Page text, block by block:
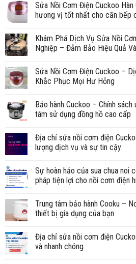
Sửa Nồi Cơm Điện Cuckoo
hương vị tốt nhất cho căn bếp
Khám Phá Dịch Vụ Sửa Nồi
Nghiệp – Đảm Bảo Hiệu Quả
Sửa Nồi Cơm Điện Cuckoo –
Khắc Phục Mọi Hư Hỏng
Bảo hành Cuckoo – Chính
tâm sử dụng đồng hồ cao cấp
Địa chỉ sửa nồi cơm điện
lượng dịch vụ và sự tin cậy
Sự hoàn hảo của sua chua noi
pháp tiện lợi cho nồi cơm điện
Trung tâm bảo hành Cooku –
thiết bị gia dụng của bạn
Địa chỉ sửa nồi cơm điện
và nhanh chóng